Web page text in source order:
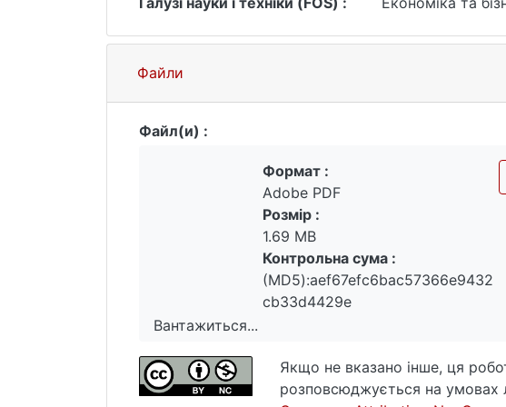
Файли
Файл(и) :
Вантажиться...
Вантажиться...
Формат :
Adobe PDF
Розмір :
1.69 MB
Контрольна сума :
(MD5):aef67efc6bac57366e9432
cb33d4429e
Якщо не вказано інше, ця
розповсюджується на умовах